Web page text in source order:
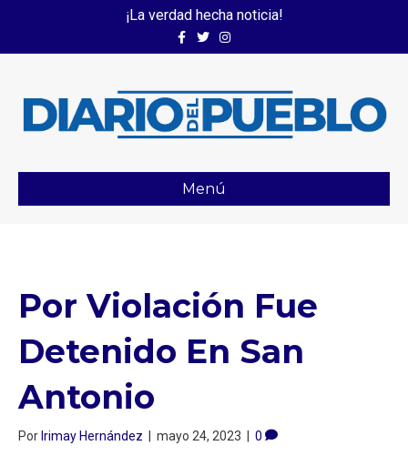
¡La verdad hecha noticia!
FacebookTwitterInstagram
Menú
Por Violación Fue
Detenido En San
Antonio⁣
PorIrimay Hernández | mayo 24, 2023 | 0